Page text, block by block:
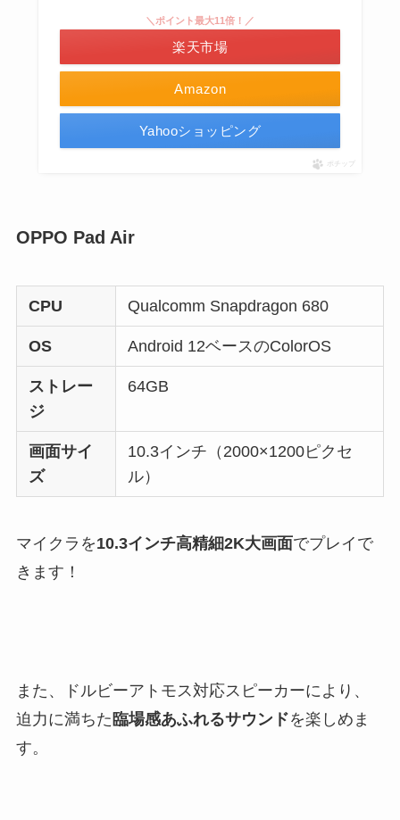
Amazon
＼ポイント最大11倍！／
楽天市場
Yahooショッピング
ポチップ
OPPO Pad Air
CPU Qualcomm Snapdragon 680
OS Android 12ベースのColorOS
ストレー
ジ
64GB
画面サイ
ズ
10.3インチ（2000×1200ピクセ
ル）
マイクラを10.3インチ高精細2K大画面でプレイで
きます！
また、ドルビーアトモス対応スピーカーにより、
迫力に満ちた 臨場感あふれるサウンドを楽しめま
す。